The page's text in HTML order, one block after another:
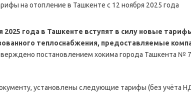
2025 года в Ташкенте вступят в силу новые
теплоснабжения, предоставляемые
постановлением хокима города Ташкента №
установлены следующие тарифы (без учёта